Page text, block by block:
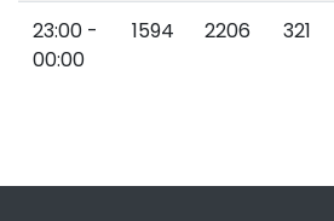
23:00 -
00:00
1594 2206 321